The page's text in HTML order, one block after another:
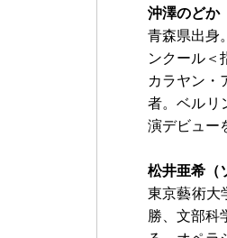
沖澤のどか
青森県出身
ンクール＜
カラヤン・
者。ベルリ
演デビュー
松井亜希（
東京藝術大
勝、文部科